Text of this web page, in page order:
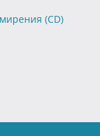
(CD)